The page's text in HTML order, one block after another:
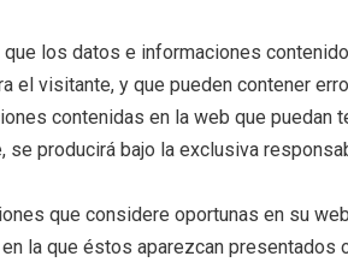
los datos e informaciones
visitante, y que pueden contener
contenidas en la web que puedan
producirá bajo la exclusiva
que considere oportunas en su
la que éstos aparezcan presentados